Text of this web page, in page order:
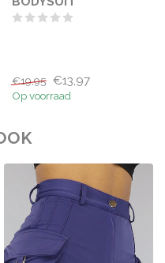
€19,95 €13,97
Op voorraad